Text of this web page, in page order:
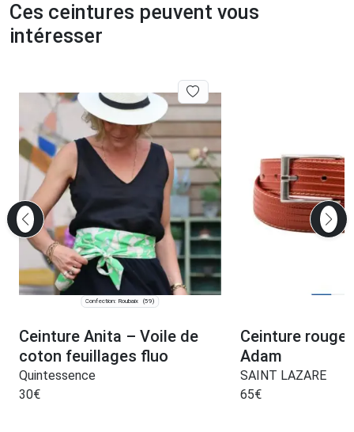
Ces ceintures peuvent vous
intéresser
Confection: Roubaix (59)
Ceinture Anita – Voile de
coton feuillages fluo
Quintessence
30€
Ceinture rouge
Adam
SAINT LAZARE
65€